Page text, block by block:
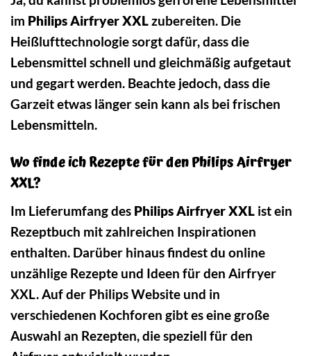
im Philips Airfryer XXLzubereiten. Die
Heißlufttechnologie sorgt dafür, dass die
Lebensmittel schnell und gleichmäßig aufgetaut
und gegart werden. Beachte jedoch, dass die
Garzeit etwas länger sein kann als bei frischen
Lebensmitteln.
Wo finde ich Rezepte für den Philips Airfryer
XXL?
Im Lieferumfang des Philips Airfryer XXL ist ein
Rezeptbuch mit zahlreichen Inspirationen
enthalten. Darüber hinaus findest du online
unzählige Rezepte und Ideen für den Airfryer
XXL. Auf der Philips Website und in
verschiedenen Kochforen gibt es eine große
Auswahl an Rezepten, die speziell für den